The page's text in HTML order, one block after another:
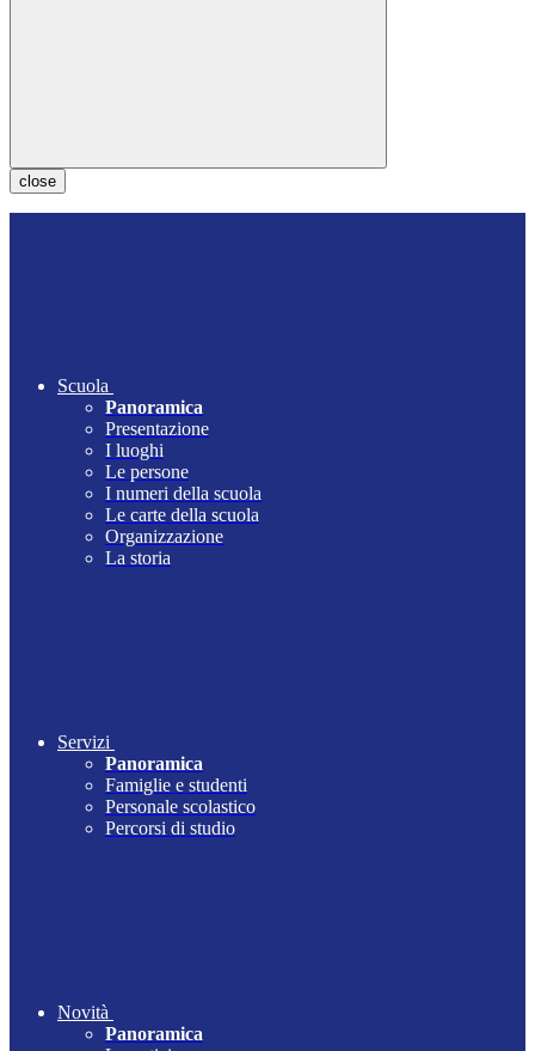
close
Scuola
Panoramica
Presentazione
I luoghi
Le persone
I numeri della scuola
Le carte della scuola
Organizzazione
La storia
Servizi
Panoramica
Famiglie e studenti
Personale scolastico
Percorsi di studio
Novità
Panoramica